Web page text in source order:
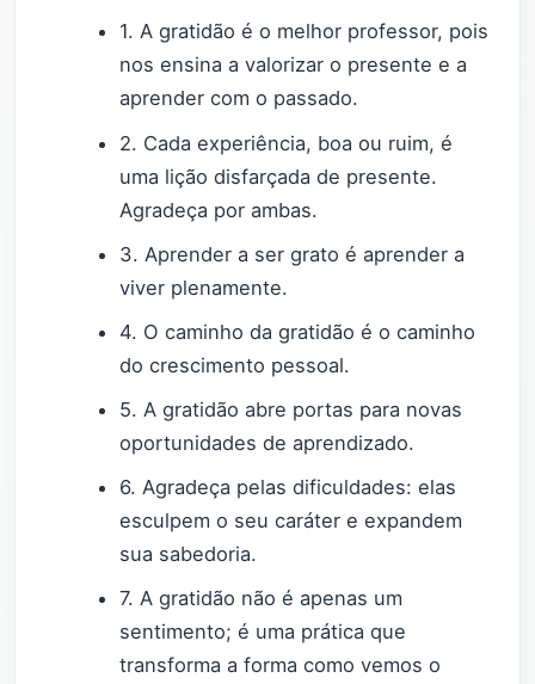
1. A gratidão é o melhor professor, pois
nos ensina a valorizar o presente e a
aprender com o passado.
2. Cada experiência, boa ou ruim, é
uma lição disfarçada de presente.
Agradeça por ambas.
3. Aprender a ser grato é aprender a
viver plenamente.
4. O caminho da gratidão é o caminho
do crescimento pessoal.
5. A gratidão abre portas para novas
oportunidades de aprendizado.
6. Agradeça pelas dificuldades: elas
esculpem o seu caráter e expandem
sua sabedoria.
7. A gratidão não é apenas um
sentimento; é uma prática que
transforma a forma como vemos o